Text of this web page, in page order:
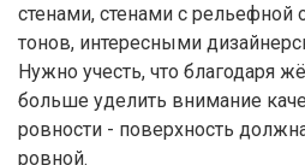
стенами, стенами с рельефной
тонов, интересными
Нужно учесть, что благодаря
больше уделить внимание
ровности - поверхность
ровной.